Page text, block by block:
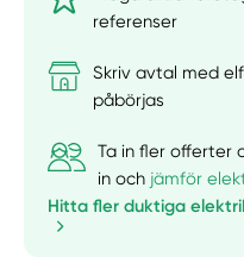
referenser
Skriv avtal med
påbörjas
Ta in fler offerter
in och jämför
Hitta fler duktiga